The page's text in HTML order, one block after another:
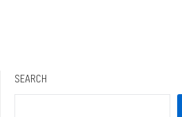
SEARCH